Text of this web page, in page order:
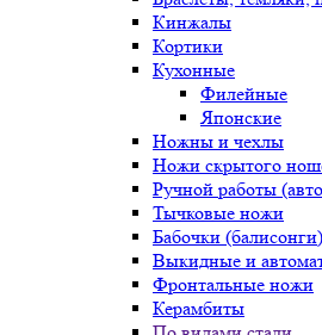
Кинжалы
Кортики
Кухонные
Филейные
Японские
Ножны и чехлы
Ножи скрытого
Ручной работы
Тычковые ножи
Бабочки (балисонги)
Выкидные и
Фронтальные ножи
Керамбиты